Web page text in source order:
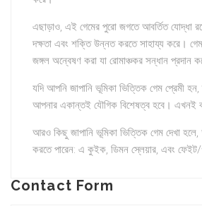
এছাড়াও, এই গেমের পুরো জগতে আবর্তিত যোদ্ধা
দক্ষতা এবং শক্তি উন্নত করতে সাহায্য করে।
জঙ্গল অন্বেষণ করা যা রোমাঞ্চকর সন্ধান প্রদান
যদি আপনি জাপানি ভূমিকা ভিত্তিক গেম প্রেমী হন,
আপনার একান্তই যৌগিক বিশেষত্ব হবে। এখনই
আরও কিছু জাপানি ভূমিকা ভিত্তিক গেম দেখা হলে,
করতে পারেন: এ কুইক, ডিমন স্লেয়ার, এবং ফেইট/
Contact Form